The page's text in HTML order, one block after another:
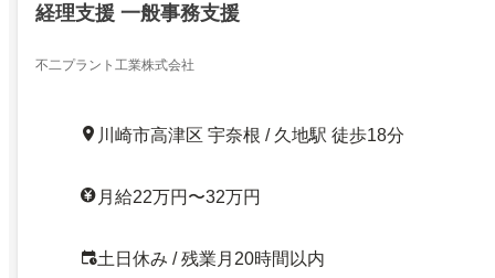
経理支援 一般事務支援
不二プラント工業株式会社
川崎市高津区 宇奈根 / 久地駅 徒歩18分
月給22万円〜32万円
土日休み / 残業月20時間以内